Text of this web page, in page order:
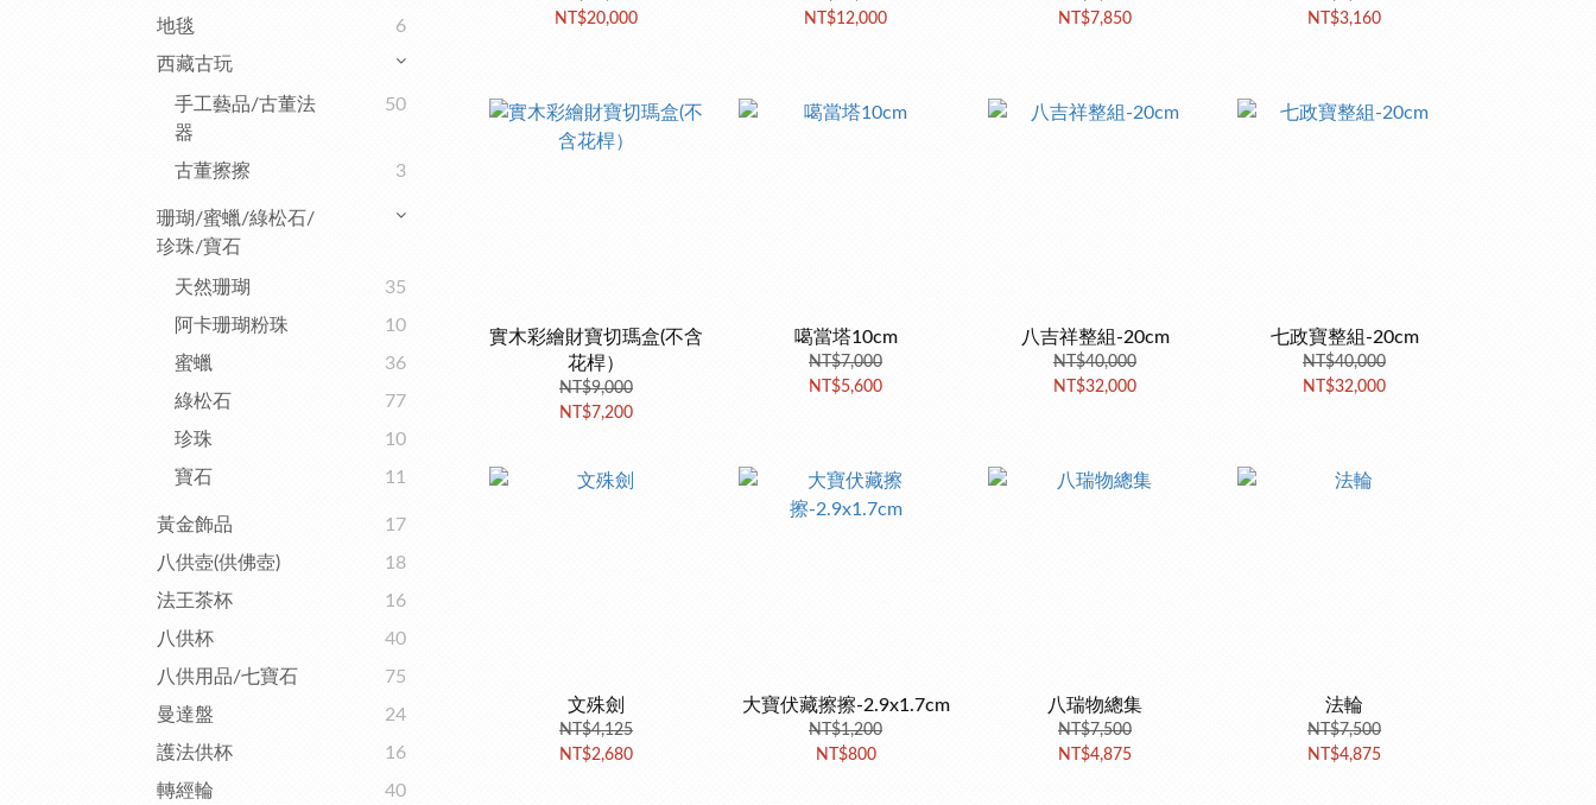
地毯
6
西藏古玩
手工藝品/古董法
器
50
古董擦擦 3
珊瑚/蜜蠟/綠松石/
珍珠/寶石
天然珊瑚
35
阿卡珊瑚粉珠
10
蜜蠟
36
綠松石
77
珍珠
10
寶石
11
黃金飾品
17
八供壺(供佛壺)
18
法王茶杯
16
八供杯
40
八供用品/七寶石
75
曼達盤
24
護法供杯
16
轉經輪
40
NT$20,000
NT$12,000
NT$7,850
NT$3,160
實木彩繪財寶切瑪盒(不含
花桿）
NT$9,000
NT$7,200
噶當塔10cm
NT$7,000
NT$5,600
八吉祥整組-20cm
NT$40,000
NT$32,000
七政寶整組-20cm
NT$40,000
NT$32,000
文殊劍
NT$4,125
NT$2,680
大寶伏藏擦擦-2.9x1.7cm
NT$1,200
NT$800
八瑞物總集
NT$7,500
NT$4,875
法輪
NT$7,500
NT$4,875